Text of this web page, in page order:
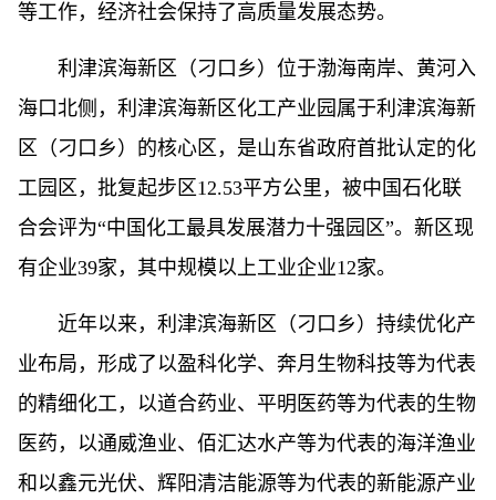
等工作，经济社会保持了高质量发展态势。
利津滨海新区（刁口乡）位于渤海南岸、黄河入
海口北侧，利津滨海新区化工产业园属于利津滨海新
区（刁口乡）的核心区，是山东省政府首批认定的化
工园区，批复起步区12.53平方公里，被中国石化联
合会评为“中国化工最具发展潜力十强园区”。新区现
有企业39家，其中规模以上工业企业12家。
近年以来，利津滨海新区（刁口乡）持续优化产
业布局，形成了以盈科化学、奔月生物科技等为代表
的精细化工，以道合药业、平明医药等为代表的生物
医药，以通威渔业、佰汇达水产等为代表的海洋渔业
和以鑫元光伏、辉阳清洁能源等为代表的新能源产业